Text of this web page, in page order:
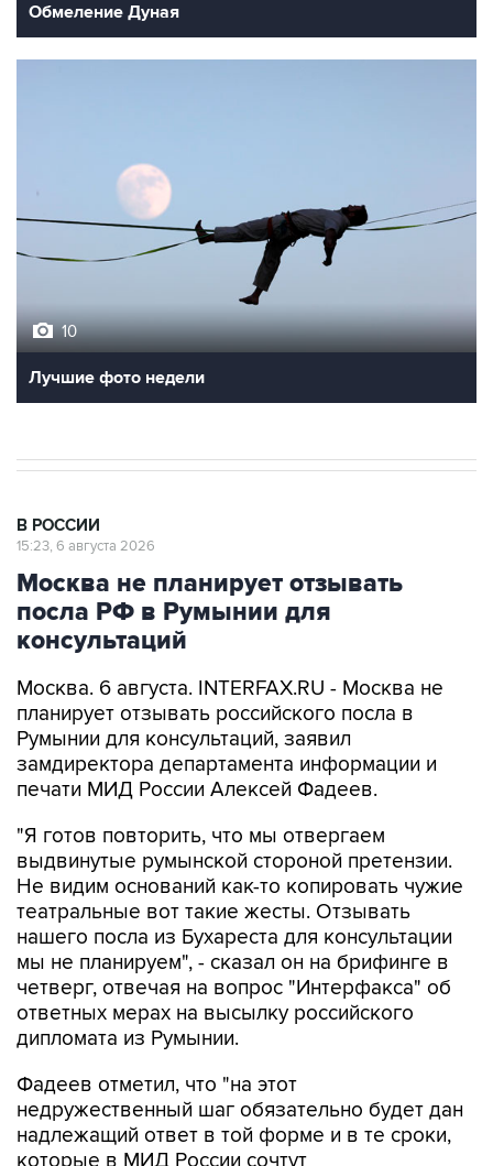
Обмеление Дуная
10
Лучшие фото недели
В РОССИИ
15:23, 6 августа 2026
Москва не планирует отзывать
посла РФ в Румынии для
консультаций
Москва. 6 августа. INTERFAX.RU - Москва не
планирует отзывать российского посла в
Румынии для консультаций, заявил
замдиректора департамента информации и
печати МИД России Алексей Фадеев.
"Я готов повторить, что мы отвергаем
выдвинутые румынской стороной претензии.
Не видим оснований как-то копировать чужие
театральные вот такие жесты. Отзывать
нашего посла из Бухареста для консультации
мы не планируем", - сказал он на брифинге в
четверг, отвечая на вопрос "Интерфакса" об
ответных мерах на высылку российского
дипломата из Румынии.
Фадеев отметил, что "на этот
недружественный шаг обязательно будет дан
надлежащий ответ в той форме и в те сроки,